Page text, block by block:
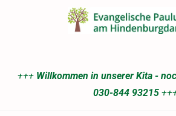
+++ Willkommen in unserer Kita -
030-844 93215